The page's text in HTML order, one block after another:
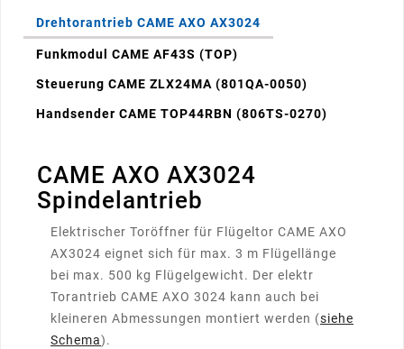
Drehtorantrieb CAME AXO AX3024
Funkmodul CAME AF43S (TOP)
Steuerung CAME ZLX24MA (801QA-0050)
Handsender CAME TOP44RBN (806TS-0270)
CAME AXO AX3024
Spindelantrieb
Elektrischer Toröffner für Flügeltor CAME AXO
AX3024 eignet sich für max. 3 m Flügellänge
bei max. 500 kg Flügelgewicht. Der elektr
Torantrieb CAME AXO 3024 kann auch bei
kleineren Abmessungen montiert werden (siehe
Schema).